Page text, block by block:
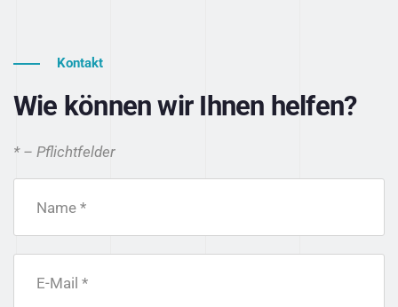
Kontakt
Wie können wir Ihnen helfen?
* – Pflichtfelder
Name *
E-Mail *